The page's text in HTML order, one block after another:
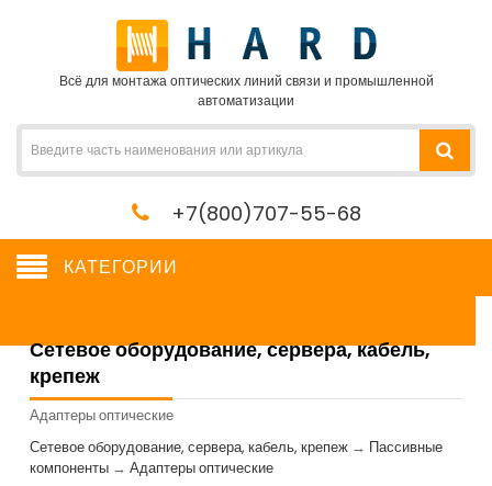
Всё для монтажа оптических линий связи и промышленной
автоматизации
+7(800)707-55-68
КАТЕГОРИИ
Сетевое оборудование, сервера, кабель,
крепеж
Адаптеры оптические
Сетевое оборудование, сервера, кабель, крепеж → Пассивные
компоненты → Адаптеры оптические